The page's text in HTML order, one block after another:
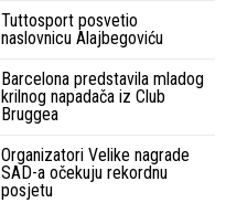
Tuttosport posvetio
naslovnicu Alajbegoviću
Barcelona predstavila mladog
krilnog napadača iz Club
Bruggea
Organizatori Velike nagrade
SAD-a očekuju rekordnu
posjetu